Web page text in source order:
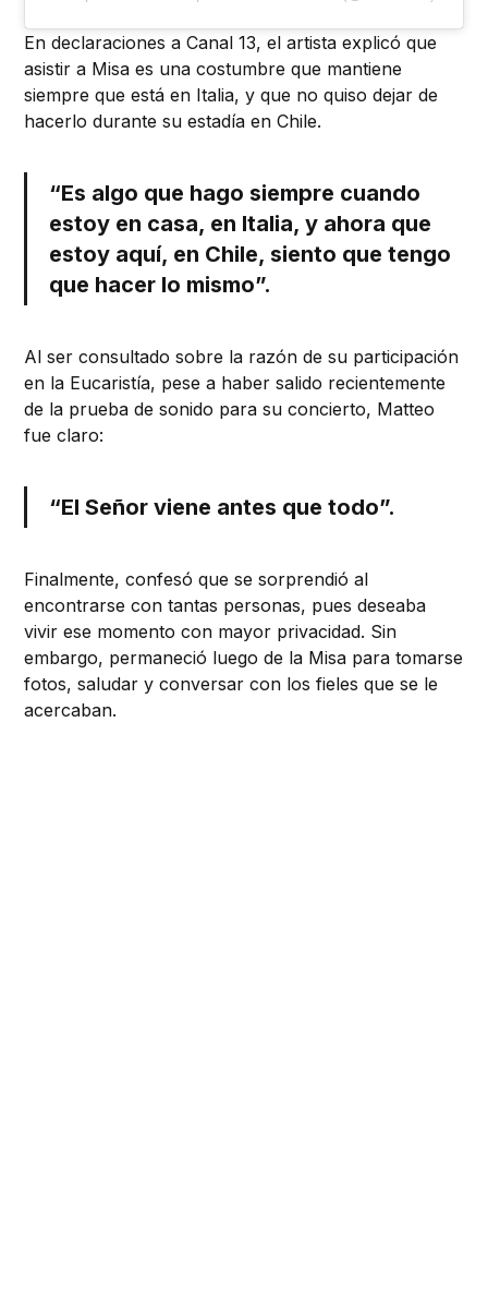
En declaraciones a Canal 13, el artista explicó que
asistir a Misa es una costumbre que mantiene
siempre que está en Italia, y que no quiso dejar de
hacerlo durante su estadía en Chile.
“Es algo que hago siempre cuando
estoy en casa, en Italia, y ahora que
estoy aquí, en Chile, siento que tengo
que hacer lo mismo”.
Al ser consultado sobre la razón de su participación
en la Eucaristía, pese a haber salido recientemente
de la prueba de sonido para su concierto, Matteo
fue claro:
“El Señor viene antes que todo”.
Finalmente, confesó que se sorprendió al
encontrarse con tantas personas, pues deseaba
vivir ese momento con mayor privacidad. Sin
embargo, permaneció luego de la Misa para tomarse
fotos, saludar y conversar con los fieles que se le
acercaban.